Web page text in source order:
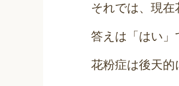
それでは、現
答えは「はい」
花粉症は後天的